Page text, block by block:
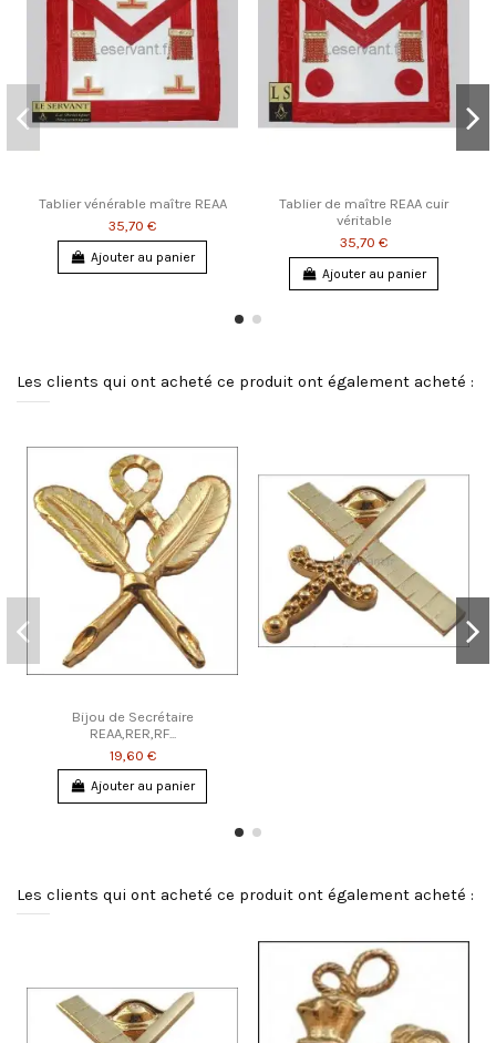
Tablier vénérable maître REAA
35,70 €
Ajouter au panier
Tablier de maître REAA cuir
véritable
35,70 €
Ajouter au panier
Les clients qui ont acheté ce produit ont également acheté :
Bijou de Secrétaire
REAA,RER,RF...
19,60 €
Ajouter au panier
Les clients qui ont acheté ce produit ont également acheté :